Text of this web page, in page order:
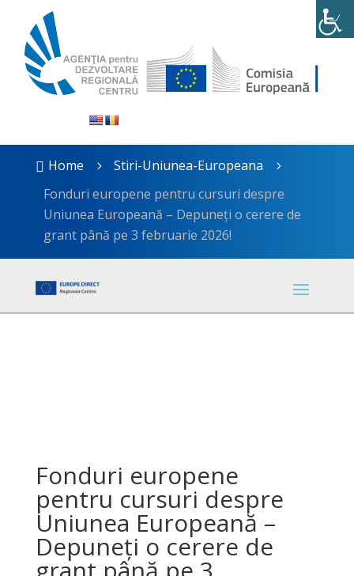
 Home 5 Stiri-Uniunea-Europeana 5
Fonduri europene pentru cursuri despre
Uniunea Europeană – Depuneți o cerere de
grant până pe 3 februarie 2026!
Fonduri europene
pentru cursuri despre
Uniunea Europeană –
Depuneți o cerere de